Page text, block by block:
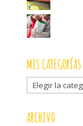
MIS CATEGORÍAS
Mis
categorías
ARCHIVO